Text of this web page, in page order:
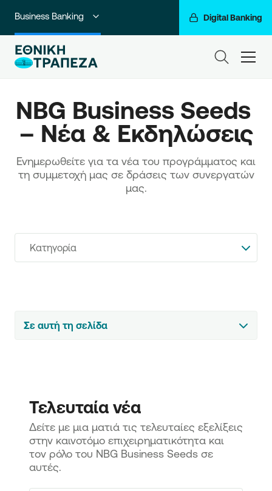
Business Banking Digital Banking
Ιδιώτες
Private Banking
Corporate & Investment Banking
Go For More
NBG Business Seeds
– Νέα & Εκδηλώσεις
Ενημερωθείτε για τα νέα του προγράμματος και
τη συμμετοχή μας σε δράσεις των συνεργατών
μας.
Κατηγορία
Σε αυτή τη σελίδα
Τελευταία νέα
Δείτε με μια ματιά τις τελευταίες εξελίξεις
στην καινοτόμο επιχειρηματικότητα και
τον ρόλο του NBG Business Seeds σε
αυτές.